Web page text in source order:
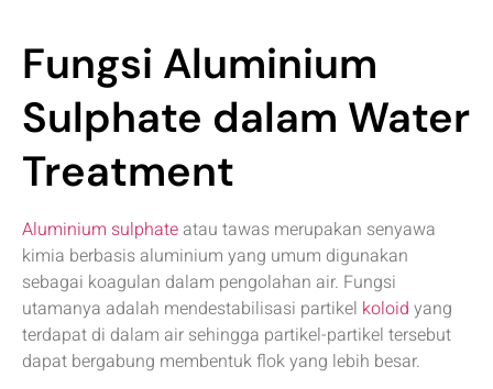
Fungsi Aluminium
Sulphate dalam Water
Treatment
Aluminium sulphate atau tawas merupakan senyawa
kimia berbasis aluminium yang umum digunakan
sebagai koagulan dalam pengolahan air. Fungsi
utamanya adalah mendestabilisasi partikel koloid yang
terdapat di dalam air sehingga partikel-partikel tersebut
dapat bergabung membentuk flok yang lebih besar.